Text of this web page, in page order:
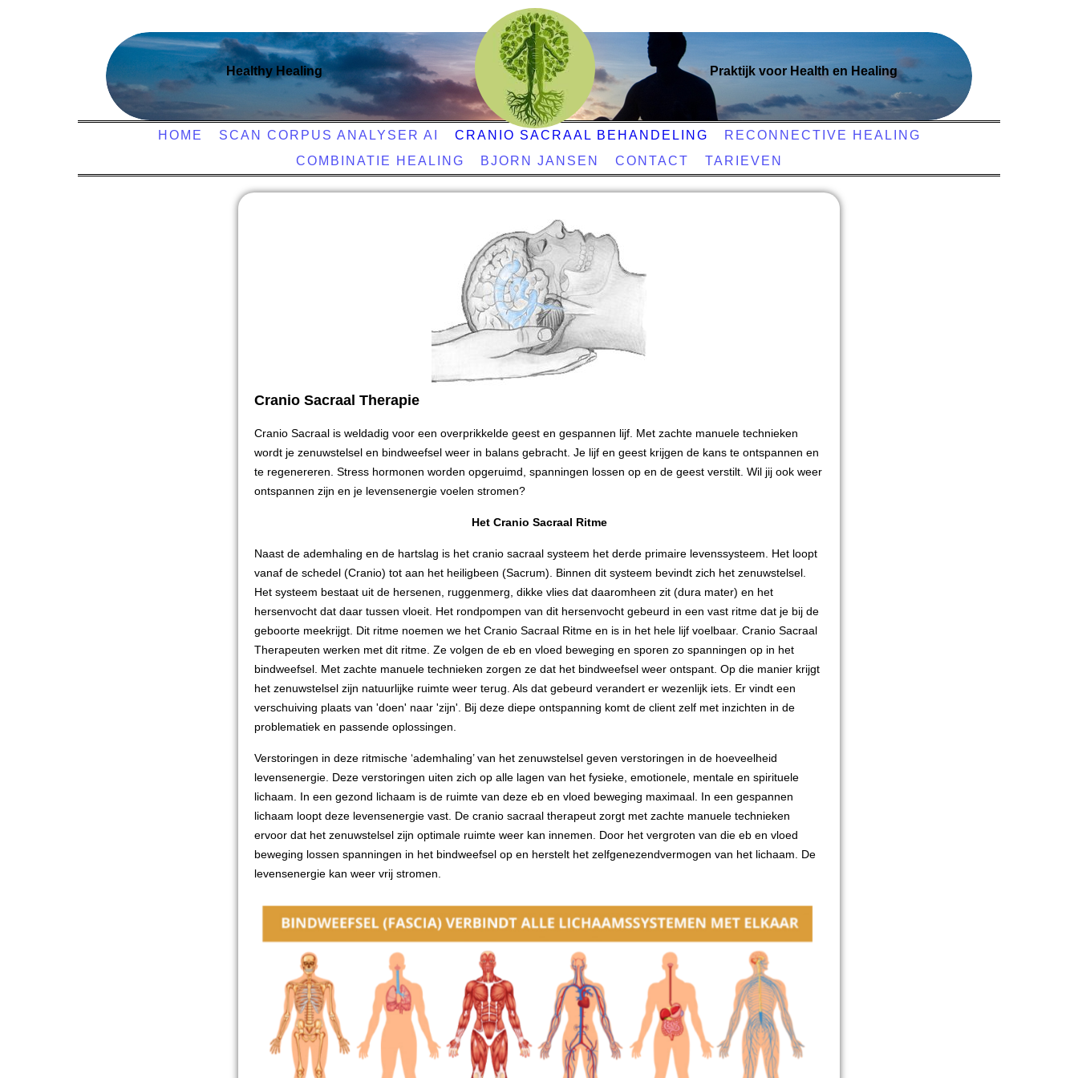
Healthy Healing Praktijk voor Health en Healing
HOME SCAN CORPUS ANALYSER AI CRANIO SACRAAL BEHANDELING
RECONNECTIVE HEALING
COMBINATIE HEALING
BJORN JANSEN CONTACT TARIEVEN
Cranio Sacraal Therapie
Cranio Sacraal is weldadig voor een overprikkelde geest en gespannen lijf. Met zachte manuele technieken
wordt je zenuwstelsel en bindweefsel weer in balans gebracht. Je lijf en geest krijgen de kans te ontspannen en
te regenereren. Stress hormonen worden opgeruimd, spanningen lossen op en de geest verstilt. Wil jij ook weer
ontspannen zijn en je levensenergie voelen stromen?
Het Cranio Sacraal Ritme
Naast de ademhaling en de hartslag is het cranio sacraal systeem het derde primaire levenssysteem. Het loopt
vanaf de schedel (Cranio) tot aan het heiligbeen (Sacrum). Binnen dit systeem bevindt zich het zenuwstelsel.
Het systeem bestaat uit de hersenen, ruggenmerg, dikke vlies dat daaromheen zit (dura mater) en het
hersenvocht dat daar tussen vloeit. Het rondpompen van dit hersenvocht gebeurd in een vast ritme dat je bij de
geboorte meekrijgt. Dit ritme noemen we het Cranio Sacraal Ritme en is in het hele lijf voelbaar. Cranio Sacraal
Therapeuten werken met dit ritme. Ze volgen de eb en vloed beweging en sporen zo spanningen op in het
bindweefsel. Met zachte manuele technieken zorgen ze dat het bindweefsel weer ontspant. Op die manier krijgt
het zenuwstelsel zijn natuurlijke ruimte weer terug. Als dat gebeurd verandert er wezenlijk iets. Er vindt een
verschuiving plaats van 'doen' naar 'zijn'. Bij deze diepe ontspanning komt de client zelf met inzichten in de
problematiek en passende oplossingen.
Verstoringen in deze ritmische ‘ademhaling’ van het zenuwstelsel geven verstoringen in de hoeveelheid
levensenergie. Deze verstoringen uiten zich op alle lagen van het fysieke, emotionele, mentale en spirituele
lichaam. In een gezond lichaam is de ruimte van deze eb en vloed beweging maximaal. In een gespannen
lichaam loopt deze levensenergie vast. De cranio sacraal therapeut zorgt met zachte manuele technieken
ervoor dat het zenuwstelsel zijn optimale ruimte weer kan innemen. Door het vergroten van die eb en vloed
beweging lossen spanningen in het bindweefsel op en herstelt het zelfgenezendvermogen van het lichaam. De
levensenergie kan weer vrij stromen.